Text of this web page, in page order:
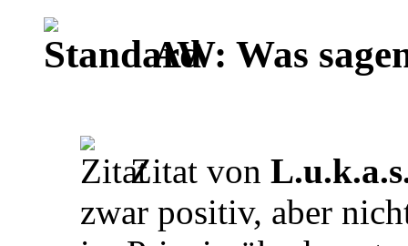
AW: Was
Zitat von
zwar positiv, aber